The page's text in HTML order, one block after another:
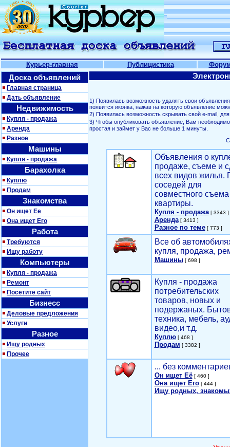
Курьер-главная Публицистика
Доска объявлений
Главная страница
Дать объявление
Недвижимость
Купля - продажа
Аренда
Разное
Машины
Купля - продажа
Барахолка
Куплю
Продам
Знакомства
Он ищет Ее
Она ищет Его
Работа
Требуются
Ищу работу
Компьютеры
Купля - продажа
Ремонт
Посетите сайт
Бизнесс
Деловые предложения
Услуги
Разное
Ищу родных
Прочее
1) Появилась возможность удалять свои
появится иконка, нажав на которую объявление
2) Появилась возможность скрывать свой е-mail,
3) Чтобы опубликовать объявление, Вам
простая и займет у Вас не больше 1 минуты.
Объявления о
продаже, съеме и
всех видов жилья.
соседей для
совместного съема
квартиры.
Купля - продажа[ 3343 ]
Аренда[ 3413 ]
Разное по теме[ 773 ]
Все об
купля, продажа,
Машины[ 698 ]
Купля - продажа
потребительских
товаров, новых и
подержаных.
техника, мебель,
видео,и т.д.
Куплю[ 468 ]
Продам [ 3382 ]
... без
Он ищет Её[ 460 ]
Она ищет Его[ 444 ]
Ищу родных,